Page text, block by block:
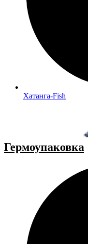
Хатанга-Fish
Гермоупаковка